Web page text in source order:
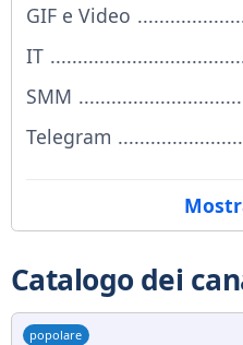
GIF e Video
IT
SMM
Telegram
Catalogo dei
popolare